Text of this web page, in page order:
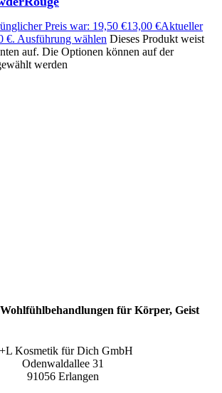
Preis war: 19,50 €13,00 €Aktueller
€. Ausführung wählen Dieses Produkt weist
auf. Die Optionen können auf der
werden
für Körper, Geist
Kosmetik für Dich GmbH
Odenwaldallee 31
91056 Erlangen